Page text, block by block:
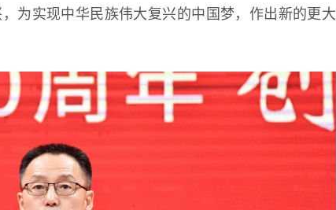
为实现中华民族伟大复兴的中国梦，作出新的更大